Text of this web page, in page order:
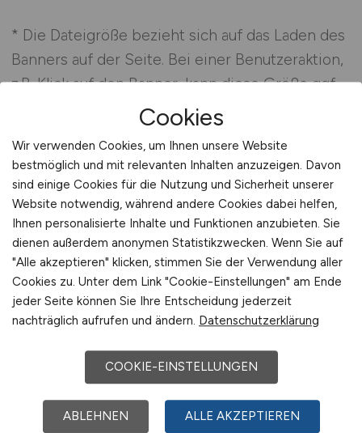
* Die Dateigröße bezieht sich auf das Laden des
Banners auf der Seite. Bei einer Benutzeraktion,
z.B. Klick auf den Banner, kann diese Größe ggf.
überschritten werden. Falls Sie dazu Fragen
haben, dann stehen wir Ihnen gerne telefonisch
unter07252 - 58 69 510oderper E-Mail
zur
Verfügung.
Buchungen für Wettbewerbsseiten oder
unpassende, evtl. anstößige Seiten können
nicht angenommen werden. Wir behalten uns
vor, Buchungen wegen Nichterfüllbarkeit
zurückzuweisen. Platzierungen nach Absprache.
Cookies
Wir verwenden Cookies, um Ihnen unsere Website
bestmöglich und mit relevanten Inhalten anzuzeigen. Davon
sind einige Cookies für die Nutzung und Sicherheit unserer
Website notwendig, während andere Cookies dabei helfen,
Ihnen personalisierte Inhalte und Funktionen anzubieten. Sie
dienen außerdem anonymen Statistikzwecken. Wenn Sie auf
"Alle akzeptieren" klicken, stimmen Sie der Verwendung aller
Cookies zu. Unter dem Link "Cookie-Einstellungen" am Ende
jeder Seite können Sie Ihre Entscheidung jederzeit
nachträglich aufrufen und ändern. Datenschutzerklärung
COOKIE-EINSTELLUNGEN
ABLEHNEN ALLE AKZEPTIEREN